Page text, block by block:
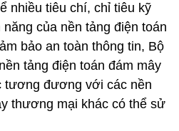
nhiều tiêu chí, chỉ tiêu kỹ
của nền tảng điện toán
bảo an toàn thông tin, Bộ
tảng điện toán đám mây
tương đương với các nền
thương mại khác có thể sử